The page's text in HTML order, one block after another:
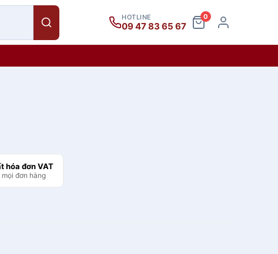
HOTLINE
09 47 83 65 67
0
hóa đơn VAT
mọi đơn hàng